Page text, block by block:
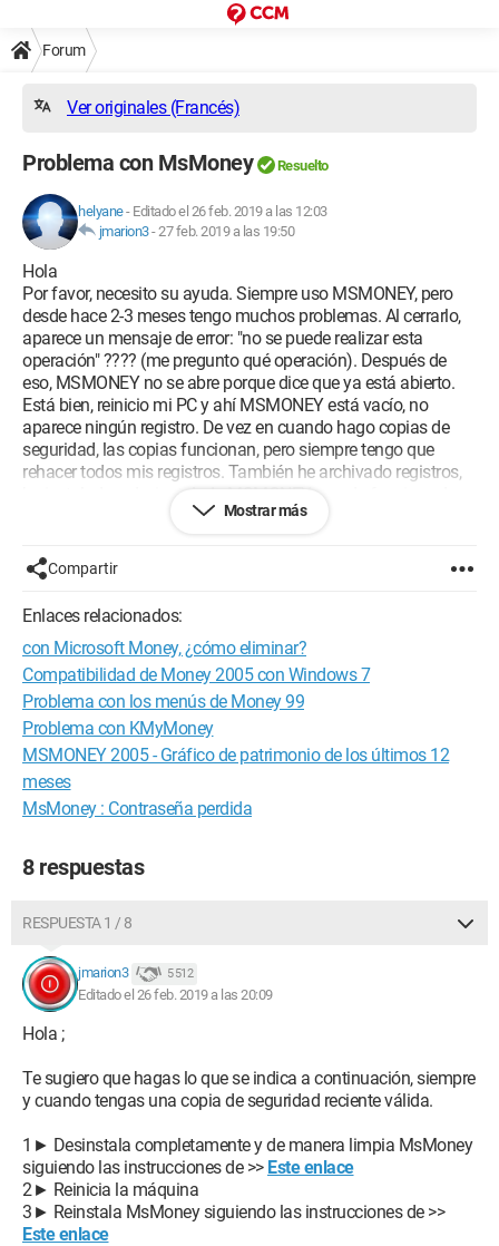
Forum
Ver originales (Francés)
Problema con MsMoney Resuelto
helyane- Editado el 26 feb. 2019 a las 12:03
jmarion3-27 feb. 2019 a las 19:50
Hola
Por favor, necesito su ayuda. Siempre uso MSMONEY, pero
desde hace 2-3 meses tengo muchos problemas. Al cerrarlo,
aparece un mensaje de error: "no se puede realizar esta
operación" ???? (me pregunto qué operación). Después de
eso, MSMONEY no se abre porque dice que ya está abierto.
Está bien, reinicio mi PC y ahí MSMONEY está vacío, no
aparece ningún registro. De vez en cuando hago copias de
seguridad, las copias funcionan, pero siempre tengo que
rehacer todos mis registros. También he archivado registros,
he instalado y desinstalado MSMONEY, y nada funciona. La
verdad es que estoy un poco cansado de rehacer todos mis
Atentamente.
Mostrar más
Compartir
Enlaces relacionados:
con Microsoft Money, ¿cómo eliminar?
Compatibilidad de Money 2005 con Windows 7
Problema con los menús de Money 99
Problema con KMyMoney
MSMONEY 2005 - Gráfico de patrimonio de los últimos 12
meses
MsMoney : Contraseña perdida
8 respuestas
RESPUESTA 1 / 8
jmarion3 5 512
Editado el 26 feb. 2019 a las 20:09
Hola ;
Te sugiero que hagas lo que se indica a continuación, siempre
y cuando tengas una copia de seguridad reciente válida.
1► Desinstala completamente y de manera limpia MsMoney
siguiendo las instrucciones de >> Este enlace
2► Reinicia la máquina
3► Reinstala MsMoney siguiendo las instrucciones de >>
Este enlace